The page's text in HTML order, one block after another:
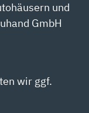
und
GmbH
wir ggf.